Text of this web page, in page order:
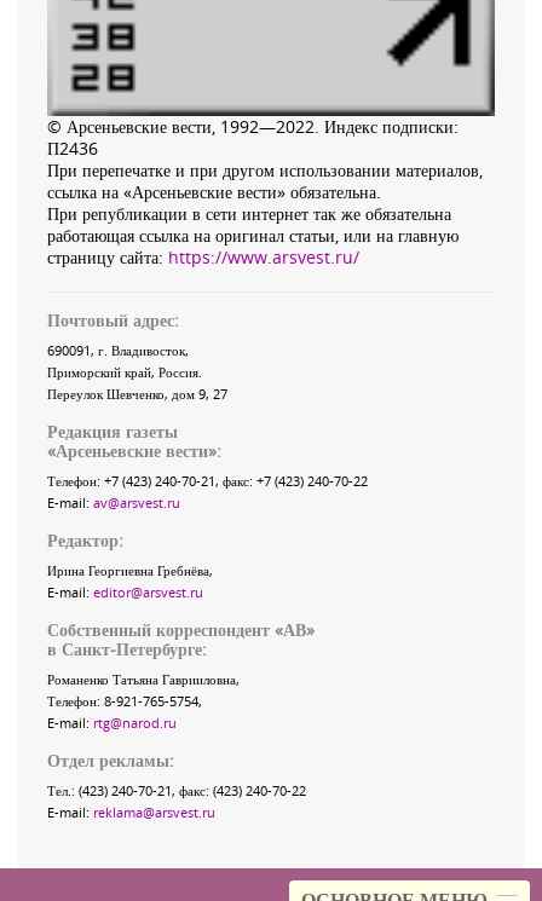
© Арсеньевские вести, 1992—2022. Индекс подписки:
П2436
При перепечатке и при другом использовании материалов,
ссылка на «Арсеньевские вести» обязательна.
При републикации в сети интернет так же обязательна
работающая ссылка на оригинал статьи, или на главную
страницу сайта: https://www.arsvest.ru/
Почтовый адрес:
690091, г. Владивосток,
Приморский край, Россия
Переулок Шевченко, дом 9, 27
Редакция газеты
«Арсеньевские вести»:
Телефон: +7 (423) 240-70-21, факс: +7 (423) 240-70-22
E-mail: av@arsvest.ru
Редактор:
Ирина Георгиевна Гребнёва,
E-mail: editor@arsvest.ru
Собственный корреспондент «АВ»
в Санкт-Петербурге:
Романенко Татьяна Гаврииловна,
Телефон: 8-921-765-5754,
E-mail: rtg@narod.ru
Отдел рекламы:
Тел.: (423) 240-70-21, факс: (423) 240-70-22
E-mail: reklama@arsvest.ru